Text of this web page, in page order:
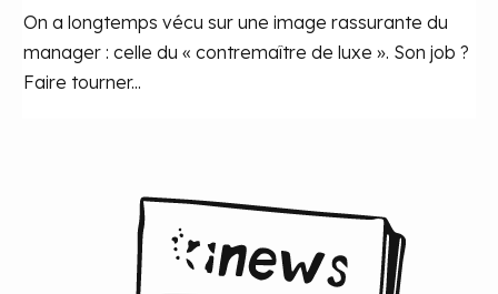
On a longtemps vécu sur une image rassurante du
manager : celle du « contremaître de luxe ». Son job ?
Faire tourner...